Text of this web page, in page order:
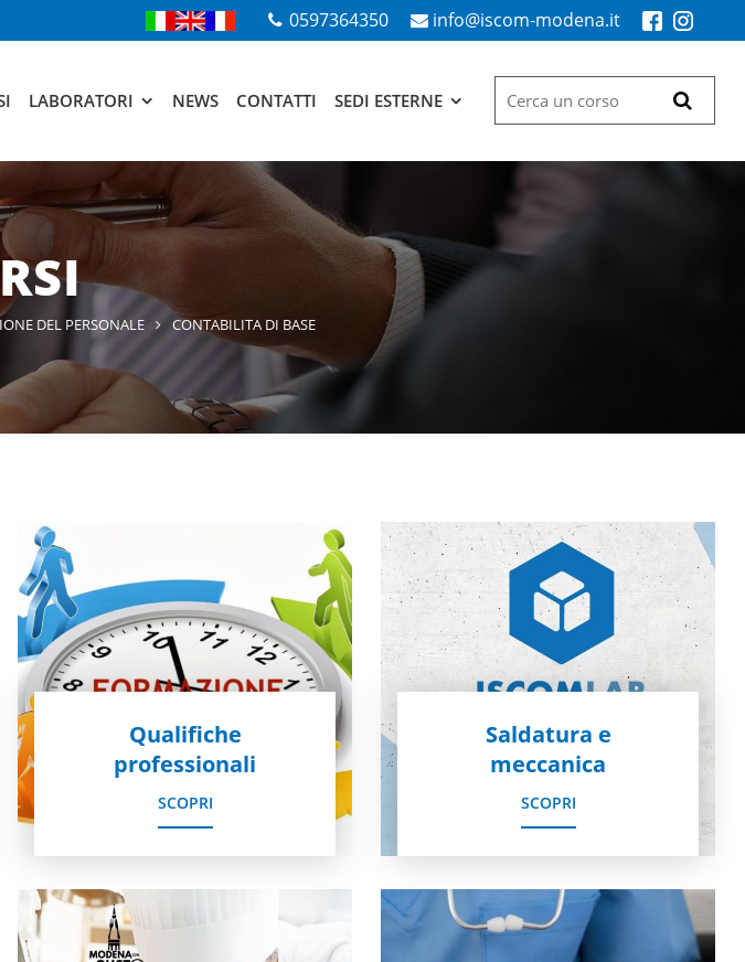
0597364350 info@iscom-modena.it
LABORATORI NEWS CONTATTI SEDI ESTERNE
DEL PERSONALE CONTABILITA DI BASE
Qualifiche
professionali
SCOPRI
Saldatura e
meccanica
SCOPRI